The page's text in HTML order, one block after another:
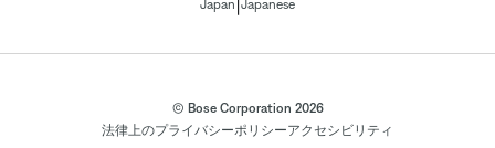
Japan Japanese
© Bose Corporation 2026
法律上のプライバシーポリシーアクセシビリティ